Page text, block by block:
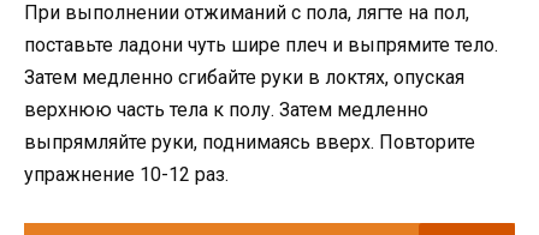
При выполнении отжиманий с пола, лягте на пол,
поставьте ладони чуть шире плеч и выпрямите тело.
Затем медленно сгибайте руки в локтях, опуская
верхнюю часть тела к полу. Затем медленно
выпрямляйте руки, поднимаясь вверх. Повторите
упражнение 10-12 раз.